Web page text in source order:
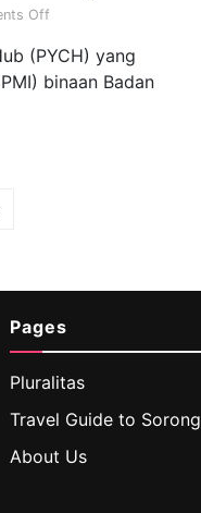
Off
(PYCH) yang
binaan Badan
Pages
Pluralitas
Travel Guide to Sorong
About Us